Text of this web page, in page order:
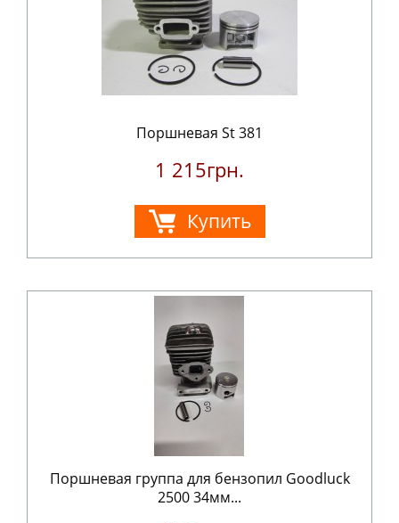
Поршневая St 381
1 215грн.
Купить
Поршневая группа для бензопил Goodluck
2500 34мм...